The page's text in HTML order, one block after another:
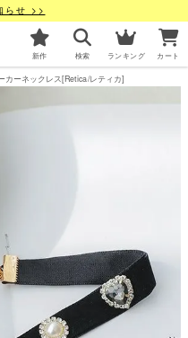
らせ >>
新作 検索 ランキング カート
カーネックレス[Retica/レティカ]